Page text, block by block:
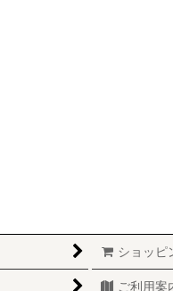
ショッピ
ご利用案